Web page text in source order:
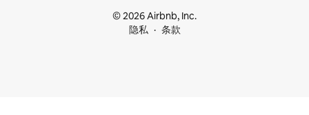
© 2026 Airbnb, Inc.
隐私
条款